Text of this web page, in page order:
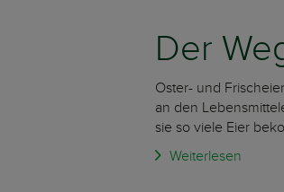
Der
Oster- und
an den
sie so viele Eier
Weiterlesen